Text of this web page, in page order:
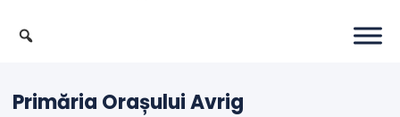
Primăria Orașului Avrig